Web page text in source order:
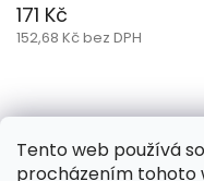
Tento web používá
procházením tohoto
171 Kč
152,68 Kč bez DPH
Z
Aktuality